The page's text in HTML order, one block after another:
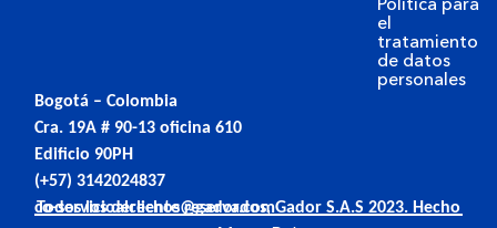
el
tratamiento
de datos
personales
Bogotá – Colombia
Cra. 19A # 90-13 oficina 610
Edificio 90PH
(+57) 3142024837
co-servicioalcliente@gador.com
Todos los derechos reservados, Gador S.A.S 2023. Hecho